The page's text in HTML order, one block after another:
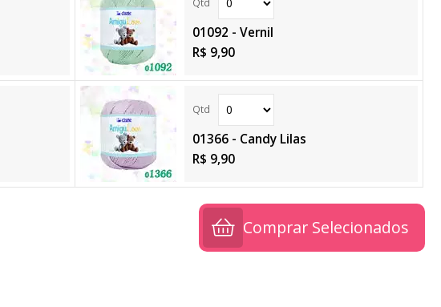
01092 - Vernil
R$ 9,90
01366 - Candy Lilas
R$ 9,90
Comprar Selecionados